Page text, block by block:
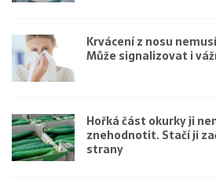
Krvácení z nosu
Může signalizovat i
Hořká část okurky ji
znehodnotit. Stačí ji
strany